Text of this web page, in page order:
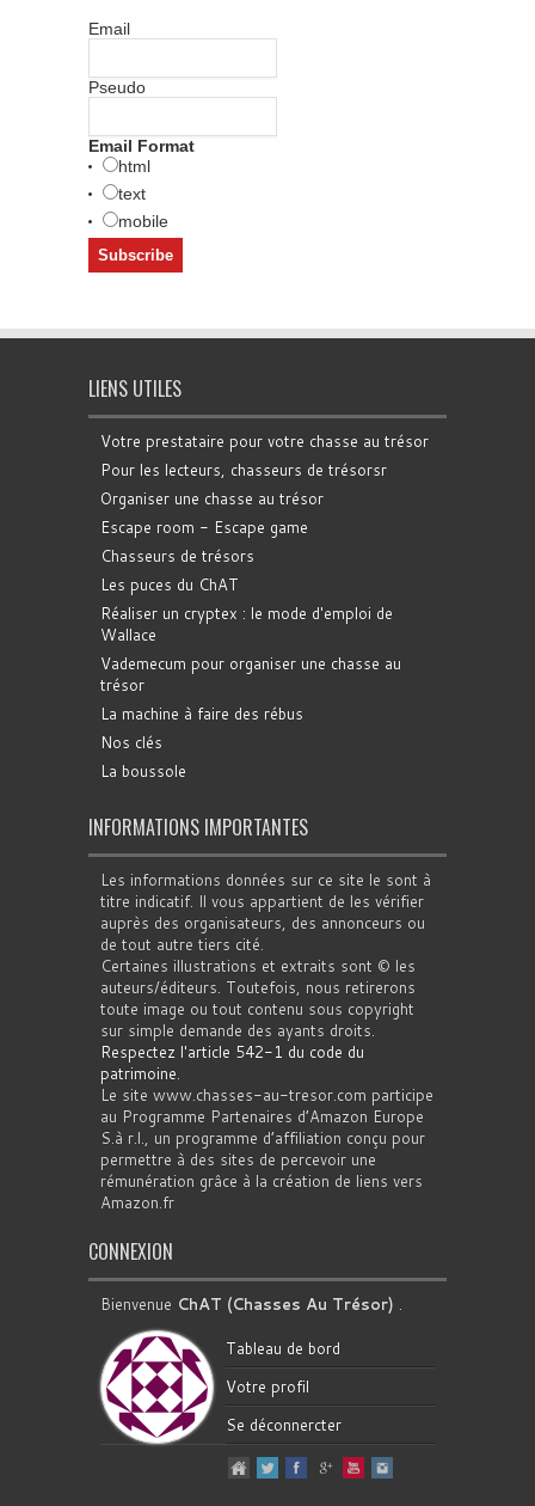
Email
Pseudo
Email Format
html
text
mobile
LIENS UTILES
Votre prestataire pour votre chasse au trésor
Pour les lecteurs, chasseurs de trésorsr
Organiser une chasse au trésor
Escape room - Escape game
Chasseurs de trésors
Les puces du ChAT
Réaliser un cryptex : le mode d'emploi de
Wallace
Vademecum pour organiser une chasse au
trésor
La machine à faire des rébus
Nos clés
La boussole
INFORMATIONS IMPORTANTES
Les informations données sur ce site le sont à
titre indicatif. Il vous appartient de les vérifier
auprès des organisateurs, des annonceurs ou
de tout autre tiers cité.
Certaines illustrations et extraits sont © les
auteurs/éditeurs. Toutefois, nous retirerons
toute image ou tout contenu sous copyright
sur simple demande des ayants droits.
Respectez l'article 542-1 du code du
patrimoine.
Le site www.chasses-au-tresor.com participe
au Programme Partenaires d’Amazon Europe
S.à r.l., un programme d’affiliation conçu pour
permettre à des sites de percevoir une
rémunération grâce à la création de liens vers
Amazon.fr
CONNEXION
Bienvenue ChAT (Chasses Au Trésor) .
Tableau de bord
Votre profil
Se déconnercter